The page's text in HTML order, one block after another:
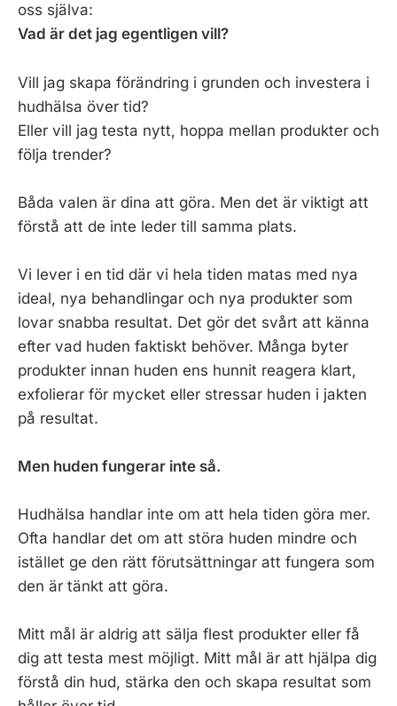
oss själva:
Vad är det jag egentligen vill?
Vill jag skapa förändring i grunden och investera i
hudhälsa över tid?
Eller vill jag testa nytt, hoppa mellan produkter och
följa trender?
Båda valen är dina att göra. Men det är viktigt att
förstå att de inte leder till samma plats.
Vi lever i en tid där vi hela tiden matas med nya
ideal, nya behandlingar och nya produkter som
lovar snabba resultat. Det gör det svårt att känna
efter vad huden faktiskt behöver. Många byter
produkter innan huden ens hunnit reagera klart,
exfolierar för mycket eller stressar huden i jakten
på resultat.
Men huden fungerar inte så.
Hudhälsa handlar inte om att hela tiden göra mer.
Ofta handlar det om att störa huden mindre och
istället ge den rätt förutsättningar att fungera som
den är tänkt att göra.
Mitt mål är aldrig att sälja flest produkter eller få
dig att testa mest möjligt. Mitt mål är att hjälpa dig
förstå din hud, stärka den och skapa resultat som